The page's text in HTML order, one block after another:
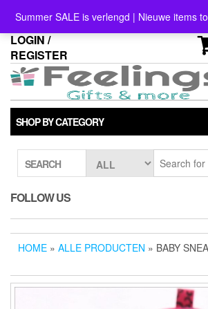
the
content
Summer SALE is verlengd | Nieuwe items
info@feelings-giftshop.nl
LOGIN /
REGISTER
SHOP BY CATEGORY
SEARCH
FOLLOW US
HOME » ALLE PRODUCTEN » BABY